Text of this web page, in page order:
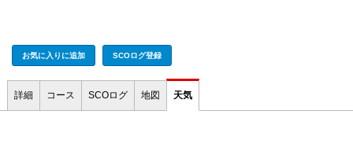
お気に入りに追加 SCOログ登録
詳細 コース SCOログ 地図 天気